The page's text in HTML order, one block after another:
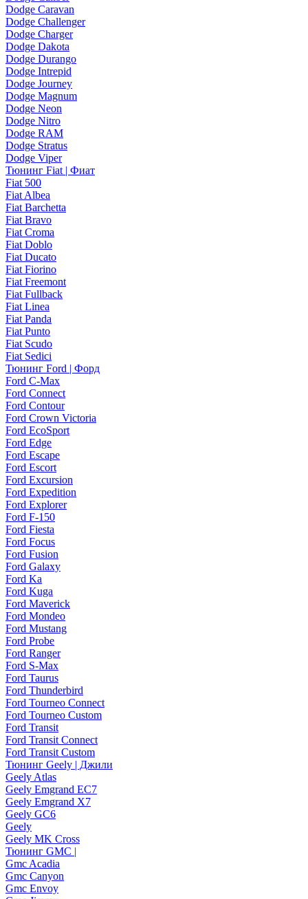
Dodge Caravan
Dodge Challenger
Dodge Charger
Dodge Dakota
Dodge Durango
Dodge Intrepid
Dodge Journey
Dodge Magnum
Dodge Neon
Dodge Nitro
Dodge RAM
Dodge Stratus
Dodge Viper
Тюнинг Fiat | Фиат
Fiat 500
Fiat Albea
Fiat Barchetta
Fiat Bravo
Fiat Croma
Fiat Doblo
Fiat Ducato
Fiat Fiorino
Fiat Freemont
Fiat Fullback
Fiat Linea
Fiat Panda
Fiat Punto
Fiat Scudo
Fiat Sedici
Тюнинг Ford | Форд
Ford C-Max
Ford Connect
Ford Contour
Ford Crown Victoria
Ford EcoSport
Ford Edge
Ford Escape
Ford Escort
Ford Excursion
Ford Expedition
Ford Explorer
Ford F-150
Ford Fiesta
Ford Focus
Ford Fusion
Ford Galaxy
Ford Ka
Ford Kuga
Ford Maverick
Ford Mondeo
Ford Mustang
Ford Probe
Ford Ranger
Ford S-Max
Ford Taurus
Ford Thunderbird
Ford Tourneo Connect
Ford Tourneo Custom
Ford Transit
Ford Transit Connect
Ford Transit Custom
Тюнинг Geely | Джили
Geely Atlas
Geely Emgrand EC7
Geely Emgrand X7
Geely GC6
Geely
Geely MK Cross
Тюнинг GMC |
Gmc Acadia
Gmc Canyon
Gmc Envoy